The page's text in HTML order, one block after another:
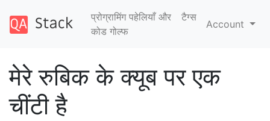
प्रोग्रामिंग पहेलियाँ और
कोड गोल्फ
टैग्‍स
Account
मेरे रुबिक के क्यूब पर एक
चींटी है